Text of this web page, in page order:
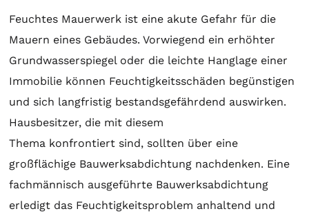
Feuchtes Mauerwerk ist eine akute Gefahr für die
Mauern eines Gebäudes. Vorwiegend ein erhöhter
Grundwasserspiegel oder die leichte Hanglage einer
Immobilie können Feuchtigkeitsschäden begünstigen
und sich langfristig bestandsgefährdend auswirken.
Hausbesitzer, die mit diesem
Thema konfrontiert sind, sollten über eine
großflächige Bauwerksabdichtung nachdenken. Eine
fachmännisch ausgeführte Bauwerksabdichtung
erledigt das Feuchtigkeitsproblem anhaltend und